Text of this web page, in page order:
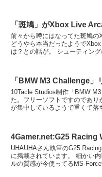
「斑鳩」がXbox Live
前々から噂にはなってた斑鳩
どうやら本当だったようで
は？との話が。 シューティングにパズルの要素が入ったゲームで、
「BMW M3 Challenge」
10Tacle Studios制作「BMW
た。フリーソフトですのであ
が集中しているようで重くて
4Gamer.net:G25 Racing
UHAUHAさん執筆のG25
に掲載されています。 細かい内容は記事を読んで貰うとして、ペダ
ルの質感が今使ってるMS-